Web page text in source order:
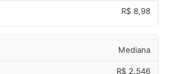
R$ 8,98
Mediana
R$ 2.546